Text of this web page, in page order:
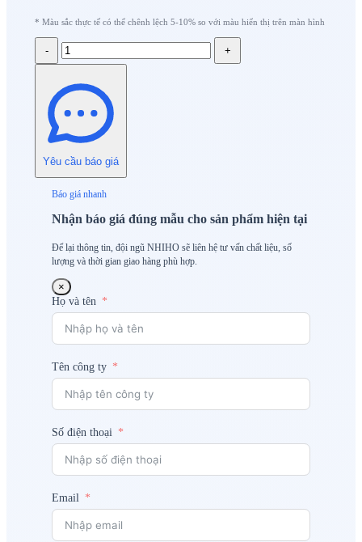
* Màu sắc thực tế có thể chênh lệch 5-10% so với màu hiển thị trên màn hình
- +
Yêu cầu báo giá
Báo giá nhanh
Nhận báo giá đúng mẫu cho sản phẩm hiện tại
Để lại thông tin, đội ngũ NHIHO sẽ liên hệ tư vấn chất liệu, số
lượng và thời gian giao hàng phù hợp.
×
Họ và tên
Tên công ty
Số điện thoại
Email